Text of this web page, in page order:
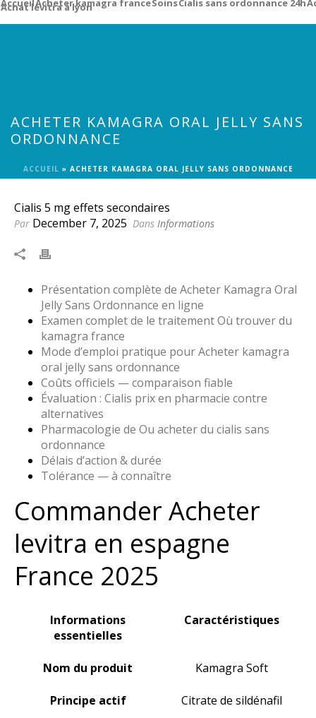
Accueil Acheter kamagra franceSoinsCialis sans ordonnance 24h
Achat levitra à lyon
ACHETER KAMAGRA ORAL JELLY SANS
ORDONNANCE
ACCUEIL » ACHETER KAMAGRA ORAL JELLY SANS ORDONNANCE
Cialis 5 mg effets secondaires
Par December 7, 2025 Dans Informations
Présentation complète de Acheter Kamagra Oral
Jelly Sans Ordonnance en ligne
Examen complet de le traitement Où trouver du
kamagra france
Mode d’emploi pratique pour Acheter kamagra
oral jelly sans ordonnance
Coûts officiels — comparaison fiable
Évaluation : Cialis prix en pharmacie contre
alternatives
Pharmacologie de Ou acheter du cialis sans
ordonnance
Délais d’action & durée
Tolérance — à connaître
Commander Acheter
levitra en espagne
France 2025
Informations
essentielles
Caractéristiques
Nom du produit Kamagra Soft
Principe actif Citrate de sildénafil